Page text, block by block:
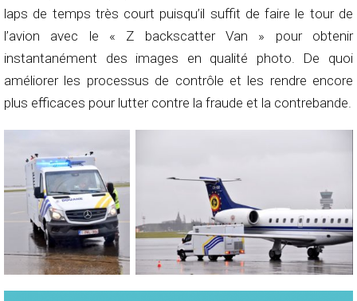
laps de temps très court puisqu’il suffit de faire le tour de
l’avion avec le « Z backscatter Van » pour obtenir
instantanément des images en qualité photo. De quoi
améliorer les processus de contrôle et les rendre encore
plus efficaces pour lutter contre la fraude et la contrebande.